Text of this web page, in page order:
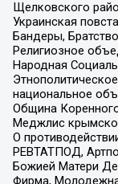
Щелковского
Украинская
Бандеры,
Религиозное
Народная
национальное
Община
Меджлис
О
РЕВТАТПОД,
Божией Матери
Фирма,